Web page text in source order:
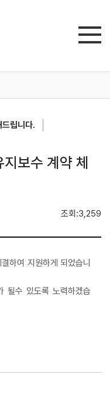
드립니다.
보수 계약 체
조회:3,259
하여 지원하게 되었습니
될수 있도록 노력하겠습